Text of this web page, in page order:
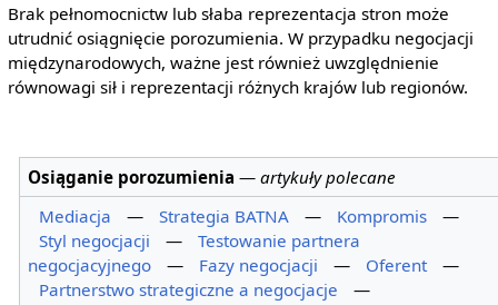
Brak pełnomocnictw lub słaba reprezentacja stron może
utrudnić osiągnięcie porozumienia. W przypadku negocjacji
międzynarodowych, ważne jest również uwzględnienie
równowagi sił i reprezentacji różnych krajów lub regionów.
Osiąganie porozumienia —artykuły polecane
Mediacja
— Strategia BATNA — Kompromis
—
Styl negocjacji
—
Testowanie partnera
negocjacyjnego
— Fazy negocjacji — Oferent
—
Partnerstwo strategiczne a negocjacje
—